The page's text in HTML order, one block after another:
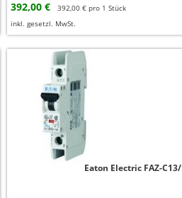
392,00 €
392,00 € pro 1 Stück
inkl. gesetzl. MwSt.
Eaton Electric FAZ-